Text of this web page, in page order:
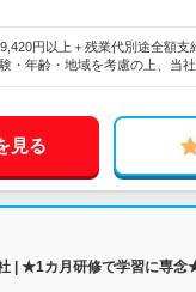
円以上＋残業代別途全額
・年齢・地域を考慮の上、当
見る
| ★1カ月研修で学習に専